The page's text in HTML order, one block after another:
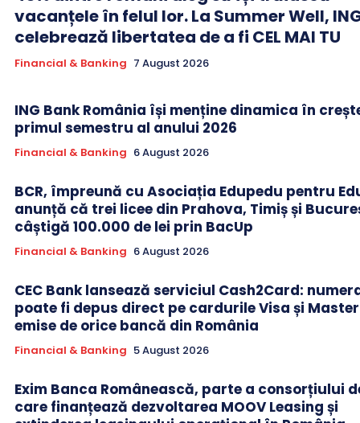
vacanțele în felul lor. La Summer Well,
celebrează libertatea de a fi CEL MAI TU
Financial & Banking 7 August 2026
ING Bank România își menține dinamica în
primul semestru al anului 2026
Financial & Banking 6 August 2026
BCR, împreună cu Asociația Edupedu pentru
anunță că trei licee din Prahova, Timiș și
câștigă 100.000 de lei prin BacUp
Financial & Banking 6 August 2026
CEC Bank lansează serviciul Cash2Card:
poate fi depus direct pe cardurile Visa și
emise de orice bancă din România
Financial & Banking 5 August 2026
Exim Banca Românească, parte a consorțiului
care finanțează dezvoltarea MOOV Leasing și